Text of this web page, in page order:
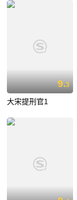
9.3
大宋提刑官1